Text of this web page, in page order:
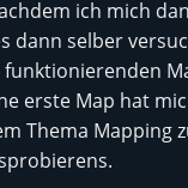
ich mich
dann selber
erste Map hat
Thema Mapping